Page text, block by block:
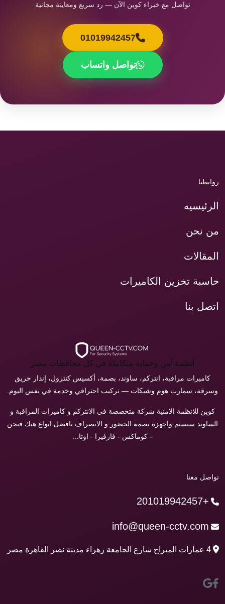
تواصل مع خبراء كوين الآن — رد سريع ومعاينة مجانية
01019942457
تواصل واتساب
روابطنا
الرئيسيه
من نحن
المقالات
حاسبة تخزين الكاميرات
اتصل بنا
أنظمة أمن وحماية متكاملة في كل محافظات مصر
كاميرات مراقبة، انتركم، ساوند، بصمة، أكسيس كنترول، إنذار حريق
وسرقة، سمارت هوم وشبكات — تركيب احترافي وخدمة في نفس اليوم.
كوين للانظمة الامنية شركة متخصصة في الانتركم و كاميرات المراقبة و
الساوند سيستم واجهزة بصمة الحضور و الانصراف بافضل انواع هيك فيجن
- كوماكس - فارفيزا - اوتا...
تواصل معنا
+201019942457
info@queen-cctv.com
4 عمارات الميراج شارع الجامعة زهراء مدينة نصر القاهرة مصر